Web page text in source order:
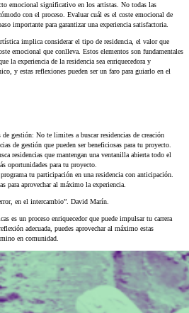
emocional significativo en los artistas. No todas las
con el proceso. Evaluar cuál es el coste emocional de
importante para garantizar una experiencia satisfactoria.
implica considerar el tipo de residencia, el valor que
emocional que conlleva. Estos elementos son fundamentales
la experiencia de la residencia sea enriquecedora y
y estas reflexiones pueden ser un faro para guiarlo en el
de gestión: No te limites a buscar residencias de creación
de gestión que pueden ser beneficiosas para tu proyecto.
residencias que mantengan una ventanilla abierta todo el
oportunidades para tu proyecto.
tu participación en una residencia con anticipación.
para aprovechar al máximo la experiencia.
en el intercambio”. David Marín.
es un proceso enriquecedor que puede impulsar tu carrera
adecuada, puedes aprovechar al máximo estas
en comunidad.